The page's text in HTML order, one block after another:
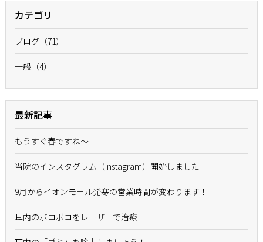
カテゴリ
ブログ（71）
一般（4）
最新記事
もうすぐ春ですね〜
当院のインスタグラム（Instagram）開始しました
9月からイオンモール発寒の営業時間が変わります！
耳内のボコボコをレーザーで治療